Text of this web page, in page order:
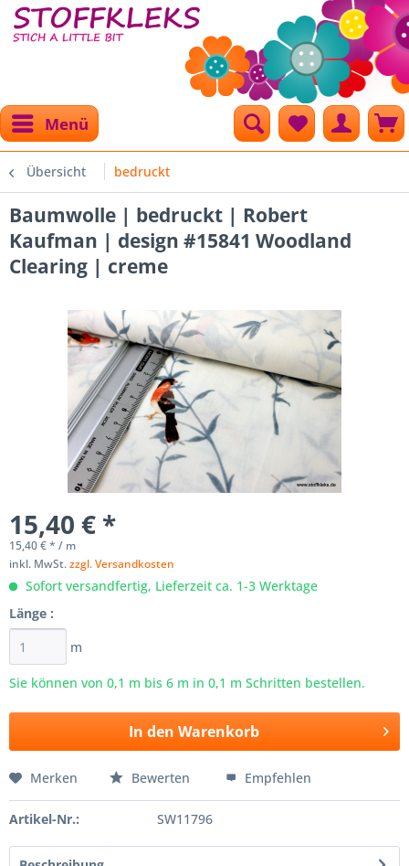
Menü
Übersicht bedruckt
Baumwolle | bedruckt | Robert
Kaufman | design #15841 Woodland
Clearing | creme
15,40 € *
15,40 € * / m
inkl. MwSt.zzgl. Versandkosten
Sofort versandfertig, Lieferzeit ca. 1-3 Werktage
Länge :
m
Sie können von 0,1 m bis 6 m in 0,1 m Schritten bestellen.
In den Warenkorb
Merken Bewerten Empfehlen
Artikel-Nr.: SW11796